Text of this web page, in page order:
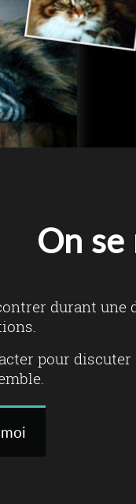
On se
durant une
pour discuter